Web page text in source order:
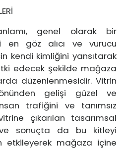
genel olarak bir
en göz alıcı ve vurucu
kendi kimliğini yansıtarak
edecek şekilde mağaza
düzenlenmesidir. Vitrin
gelişi güzel ve
trafiğini ve tanımsız
çıkarılan tasarımsal
sonuçta da bu kitleyi
etkileyerek mağaza içine